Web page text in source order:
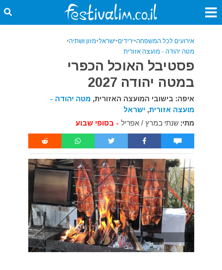
אירועים לכל המשפחה•ירידים•ישראל•מזון ושתיה•
מטה יהודה - מועצה אזורית
פסטיבל האוכל הכפרי
במטה יהודה 2027
איפה: בישובי המועצה האזורית, מטה יהודה -
מועצה אזורית, ישראל
מתי:שנתי במרץ / אפריל - בסופי שבוע